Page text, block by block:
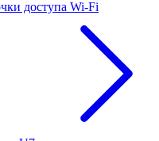
доступа Wi-Fi